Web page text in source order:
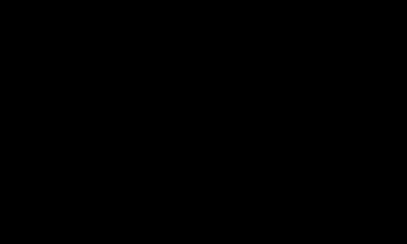
довольна. Понравилось простое оформление заказа и
точно в срок, качество отличное. Хотелось бы видеть
всё просто и быстро. Выбор изображений огромный,